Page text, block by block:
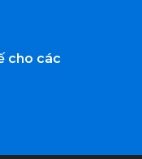
cho các